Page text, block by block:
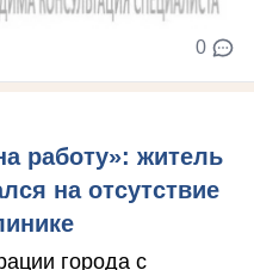
0
работу»: житель
на отсутствие
города с